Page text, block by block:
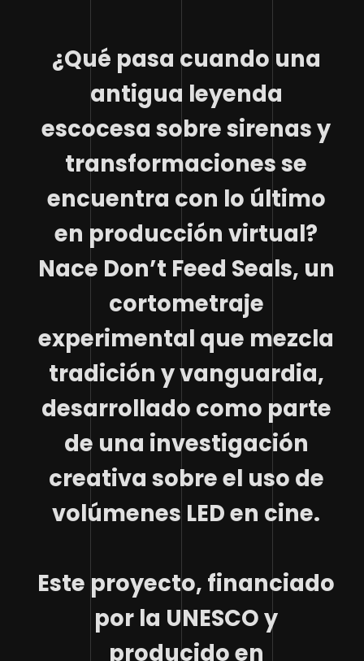
¿Qué pasa cuando una
antigua leyenda
escocesa sobre sirenas y
transformaciones se
encuentra con lo último
en producción virtual?
Nace Don’t Feed Seals, un
cortometraje
experimental que mezcla
tradición y vanguardia,
desarrollado como parte
de una investigación
creativa sobre el uso de
volúmenes LED en cine.
Este proyecto, financiado
por la UNESCO y
producido en